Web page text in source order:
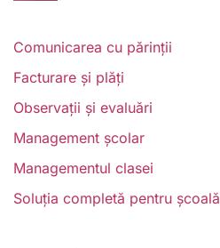
Comunicarea cu părinții
Facturare și plăți
Observații și evaluări
Management școlar
Managementul clasei
Soluția completă pentru școală